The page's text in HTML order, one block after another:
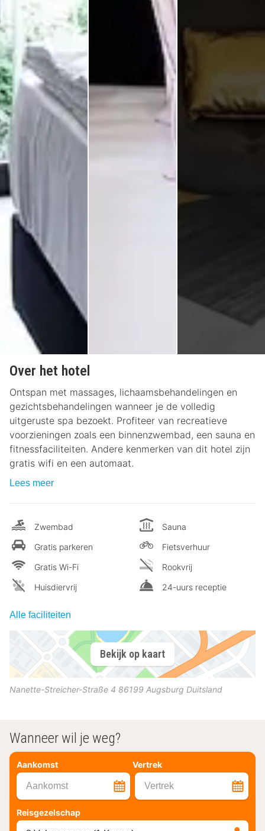
Over het hotel
Ontspan met massages, lichaamsbehandelingen en
gezichtsbehandelingen wanneer je de volledig
uitgeruste spa bezoekt. Profiteer van recreatieve
voorzieningen zoals een binnenzwembad, een sauna en
fitnessfaciliteiten. Andere kenmerken van dit hotel zijn
gratis wifi en een automaat.
Lees meer
Zwembad
Gratis parkeren
Gratis Wi-Fi
Huisdiervrij
Sauna
Fietsverhuur
Rookvrij
24-uurs receptie
Alle faciliteiten
Bekijk op kaart
Nanette-Streicher-Straße 4 86199 Augsburg Duitsland
Wanneer wil je weg?
Aankomst Vertrek
Aankomst Vertrek
Reisgezelschap